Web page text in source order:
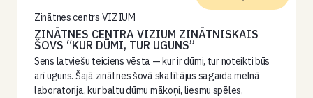
Zinātnes centrs VIZIUM
ZINĀTNES CENTRA VIZIUM ZINĀTNISKAIS
ŠOVS “KUR DŪMI, TUR UGUNS”
Sens latviešu teiciens vēsta — kur ir dūmi, tur noteikti būs
arī uguns. Šajā zinātnes šovā skatītājus sagaida melnā
laboratorija, kur baltu dūmu mākoņi, liesmu spēles,